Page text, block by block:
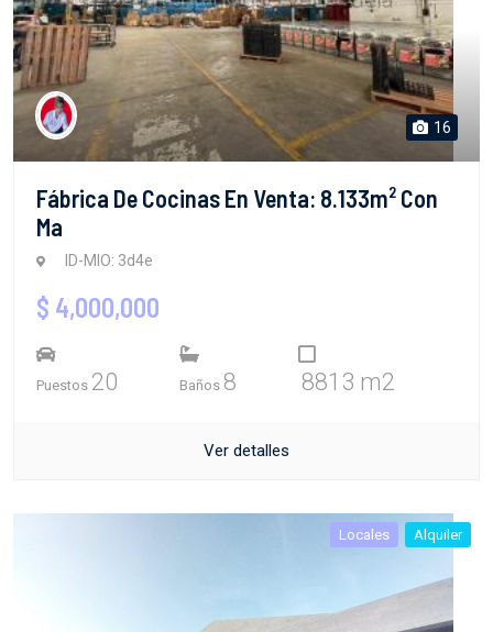
16
Fábrica De Cocinas En Venta: 8.133m² Con
Ma
ID-MIO: 3d4e
$ 4,000,000
Puestos 20 Baños 8 8813 m2
Ver detalles
Locales Alquiler